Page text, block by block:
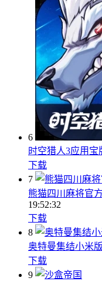
6
时空猎人3应用宝
下载
7
熊猫四川麻将官
19:52:32
下载
8
奥特曼集结小米版
下载
9